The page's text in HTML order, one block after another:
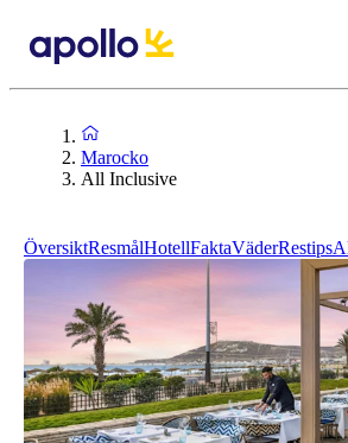
Marocko
All Inclusive
ÖversiktResmålHotellFaktaVäderRestips